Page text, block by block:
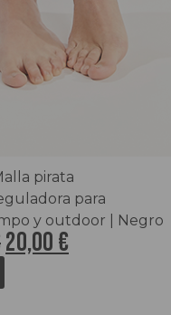
pirata
para
y outdoor | Negro
20,00 €